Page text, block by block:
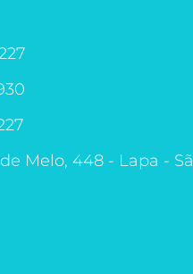
Melo, 448 - Lapa -